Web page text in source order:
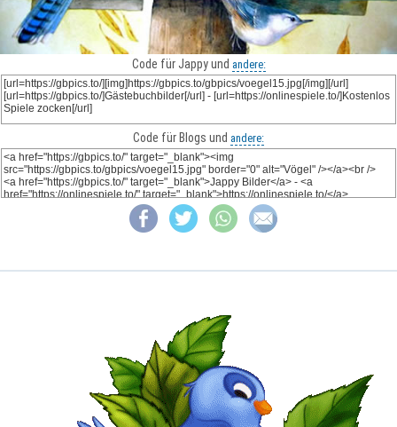
Code für Jappy und andere:
Code für Blogs und andere: